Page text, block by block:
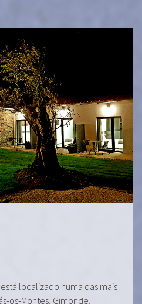
localizado numa das mais
os-Montes, Gimonde,